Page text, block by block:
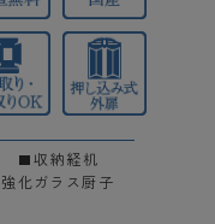
収納経机
強化ガラス厨子